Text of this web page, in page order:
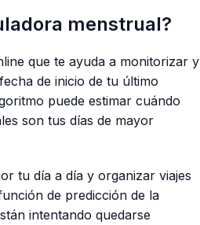
menstrual?
que te ayuda a monitorizar y
de inicio de tu último
puede estimar cuándo
son tus días de mayor
tu día a día y organizar viajes
de predicción de la
intentando quedarse